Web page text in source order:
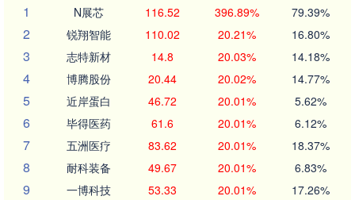
1
N展芯 116.52 396.89% 79.39%
2 锐翔智能 110.02 20.21% 16.80%
3 志特新材 14.8 20.03% 14.18%
4 博腾股份 20.44 20.02% 14.77%
5 近岸蛋白 46.72 20.01% 5.62%
6 毕得医药 61.6 20.01% 6.12%
7 五洲医疗 83.62 20.01% 18.37%
8 耐科装备 49.67 20.01% 6.83%
9 一博科技 53.33 20.01% 17.26%